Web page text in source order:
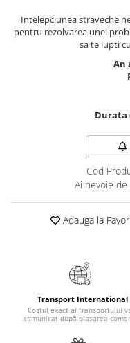
Masaj
Terapii Alternative
AudioBook
Beletristica
Carti pentru Adolescenti,
Crime, Thriller, Mistery
Literatura Romana
Intelepciunea straveche
pentru rezolvarea unei
sa te lupti
An
Durata
Cod
Ai nevoie de
Adauga la
Transport International
Costul exact al transportului
comunicat după plasarea